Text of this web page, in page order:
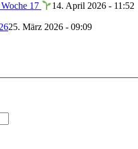
17 14. April 2026 - 11:52
25. März 2026 - 09:09